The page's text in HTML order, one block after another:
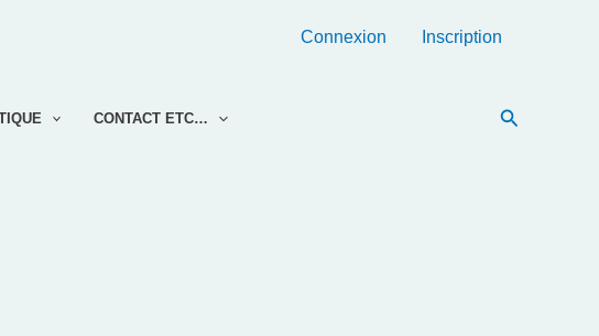
Connexion Inscription
CONTACT ETC…